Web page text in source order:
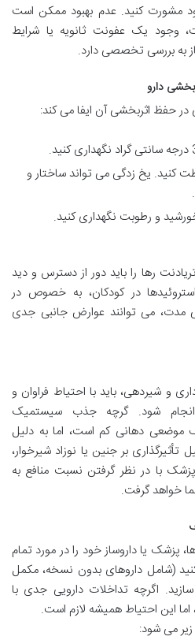
مشورت کنید. عدم بهبود ممکن است
وجود یک عفونت ثانویه یا شرایط
به بررسی تخصصی دارد.
دارو
حفظ اثربخشی آن ایفا می کند:
کنید. یخ زدگی می تواند ساختار و
و رطوبت نگهداری کنید.
رها را باید دور از دسترس و دید
در کودکان، به خصوص در
مدت، می توانند عوارض جانبی جدی
و شیردهی، باید با احتیاط فراوان و
شود. گرچه جذب سیستمیک
موضعی دهانی کم است، اما به دلیل
بر جنین یا نوزاد شیرخوار،
با در نظر گرفتن نسبت منافع به
خواهد گرفت.
یا داروساز خود را در مورد تمام
(شامل داروهای بدون نسخه، مکمل
اگرچه تداخلات دارویی جدی با
این احتیاط همیشه لازم است.
می شود: